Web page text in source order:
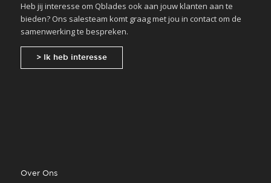
Heb jij interesse om Qblades ook aan jouw klanten aan te
bieden? Ons salesteam komt graag met jou in contact om de
samenwerking te bespreken.
> Ik heb interesse
Over Ons